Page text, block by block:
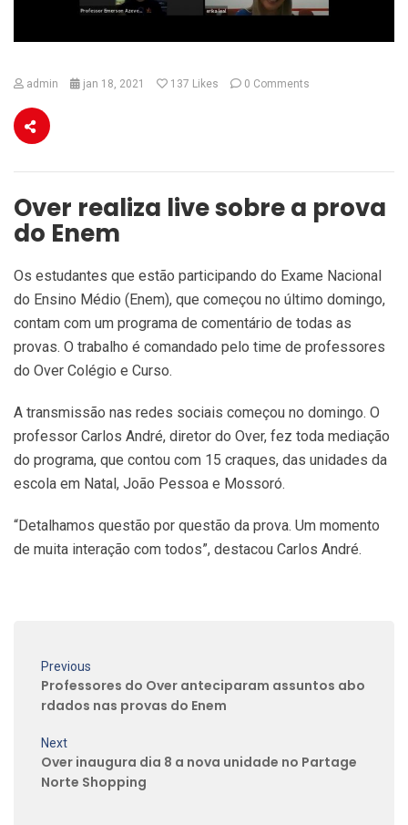
admin jan 18, 2021 137 Likes 0 Comments
Over realiza live sobre a prova
do Enem
Os estudantes que estão participando do Exame Nacional
do Ensino Médio (Enem), que começou no último domingo,
contam com um programa de comentário de todas as
provas. O trabalho é comandado pelo time de professores
do Over Colégio e Curso.
A transmissão nas redes sociais começou no domingo. O
professor Carlos André, diretor do Over, fez toda mediação
do programa, que contou com 15 craques, das unidades da
escola em Natal, João Pessoa e Mossoró.
“Detalhamos questão por questão da prova. Um momento
de muita interação com todos”, destacou Carlos André.
Previous
Professores do Over anteciparam assuntos abo
rdados nas provas do Enem
Next
Over inaugura dia 8 a nova unidade no Partage
Norte Shopping